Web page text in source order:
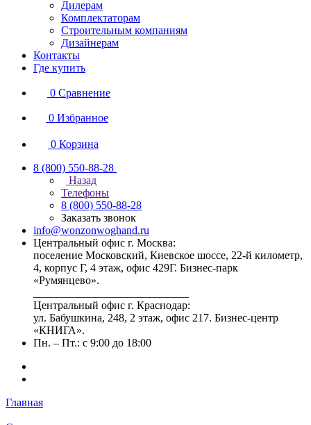
Дилерам
Комплектаторам
Строительным компаниям
Дизайнерам
Контакты
Где купить
0 Сравнение
0 Избранное
0 Корзина
8 (800) 550-88-28
Назад
Телефоны
8 (800) 550-88-28
Заказать звонок
info@wonzonwoghand.ru
Центральный офис г. Москва:
поселение Московский, Киевское шоссе, 22-й километр,
4, корпус Г, 4 этаж, офис 429Г. Бизнес-парк
«Румянцево».
Центральный офис г. Краснодар:
ул. Бабушкина, 248, 2 этаж, офис 217. Бизнес-центр
«КНИГА».
Пн. – Пт.: с 9:00 до 18:00
Главная